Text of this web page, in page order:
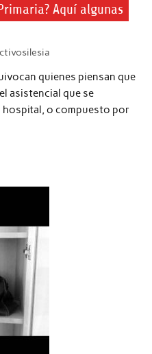
Aquí algunas
quienes piensan que
asistencial que se
hospital, o compuesto por